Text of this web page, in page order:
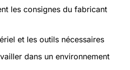
les consignes du fabricant
et les outils nécessaires
dans un environnement